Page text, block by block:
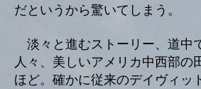
だというから驚いてしまう。
淡々と進むストーリー、道中
人々、美しいアメリカ中西部
ほど。確かに従来のデイヴィッ